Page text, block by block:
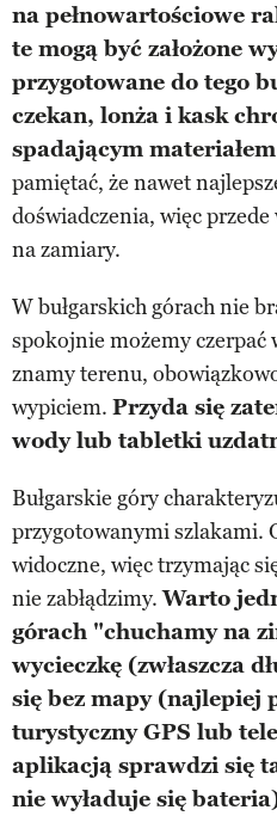
na pełnowartościowe
te mogą być założone
przygotowane do tego
czekan, lonża i kask
spadającym
pamiętać, że nawet
doświadczenia, więc
na zamiary.
W bułgarskich górach nie
spokojnie możemy czerpać
znamy terenu,
wypiciem. Przyda się
wody lub tabletki
Bułgarskie góry
przygotowanymi szlakami.
widoczne, więc trzymając
nie zabłądzimy.Warto
górach "chuchamy na
wycieczkę (zwłaszcza
się bez mapy (najlepiej
turystyczny GPS lub
aplikacją sprawdzi się
nie wyładuje się